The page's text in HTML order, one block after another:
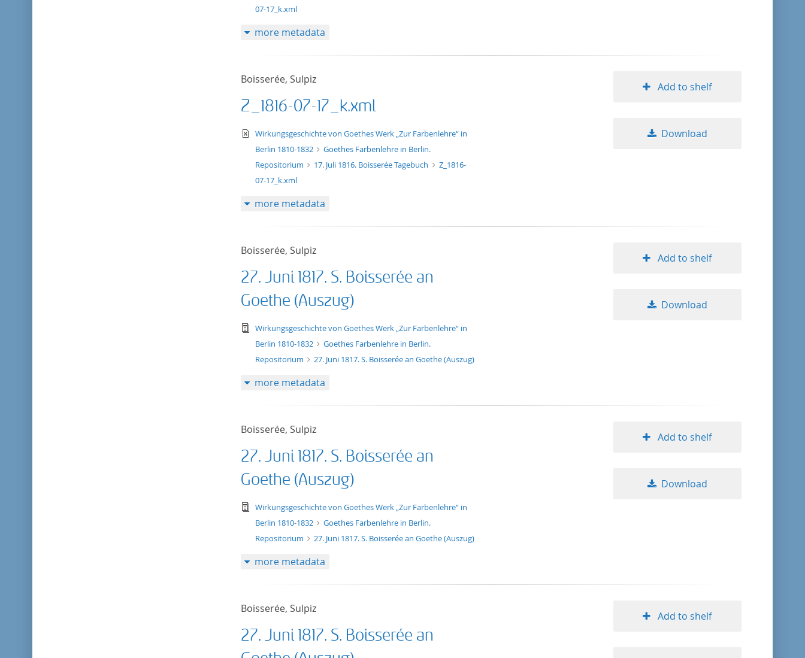
07-17_k.xml
more metadata
Boisserée, Sulpiz
Z_1816-07-17_k.xml
text/xml
Wirkungsgeschichte von Goethes Werk „Zur Farbenlehre“ in
Berlin 1810-1832
Goethes Farbenlehre in Berlin.
Repositorium
17. Juli 1816. Boisserée Tagebuch
Z_1816-
07-17_k.xml
Add to shelf
Download
more metadata
Boisserée, Sulpiz
27. Juni 1817. S. Boisserée an
Goethe (Auszug)
text/tg.edition+tg.aggregation+xml
Wirkungsgeschichte von Goethes Werk „Zur Farbenlehre“ in
Berlin 1810-1832
Goethes Farbenlehre in Berlin.
Repositorium
27. Juni 1817. S. Boisserée an Goethe (Auszug)
Add to shelf
Download
more metadata
Boisserée, Sulpiz
27. Juni 1817. S. Boisserée an
Goethe (Auszug)
text/tg.edition+tg.aggregation+xml
Wirkungsgeschichte von Goethes Werk „Zur Farbenlehre“ in
Berlin 1810-1832
Goethes Farbenlehre in Berlin.
Repositorium
27. Juni 1817. S. Boisserée an Goethe (Auszug)
Add to shelf
Download
more metadata
Boisserée, Sulpiz
27. Juni 1817. S. Boisserée an
Add to shelf